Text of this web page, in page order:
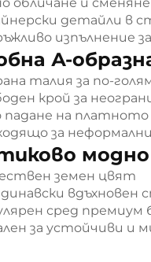
детайли в
изпълнение
А-
талия за по-
крой за
падане на
за
земен цвят
вдъхновен
сред премиум
за устойчиви и